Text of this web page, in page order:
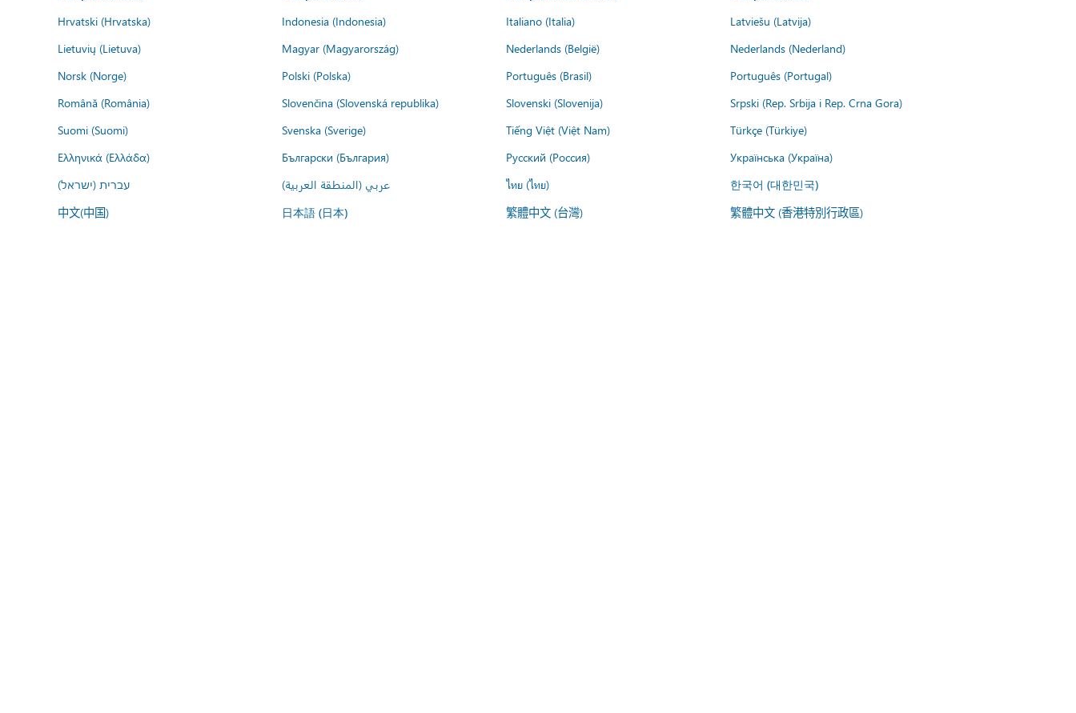
Hrvatski (Hrvatska)
Indonesia (Indonesia) Italiano (Italia)
Latviešu (Latvija)
Lietuvių (Lietuva)
Magyar (Magyarország) Nederlands (België)
Nederlands (Nederland)
Norsk (Norge)
Polski (Polska) Português (Brasil)
Português (Portugal)
Română (România)
Slovenčina (Slovenská republika) Slovenski (Slovenija)
Srpski (Rep. Srbija i Rep. Crna Gora)
Suomi (Suomi)
Svenska (Sverige) Tiếng Việt (Việt Nam)
Türkçe (Türkiye)
Ελληνικά (Ελλάδα)
Български (България) Русский (Россия)
Українська (Україна)
עברית (ישראל)
عربي (المنطقة العربية) ไทย (ไทย) 한국어 (대한민국)
中文(中国) 日本語 (日本) 繁體中文 (台灣) 繁體中文 (香港特別行政區)